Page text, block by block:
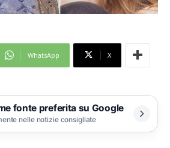
WhatsApp X
fonte preferita su Google
nelle notizie consigliate